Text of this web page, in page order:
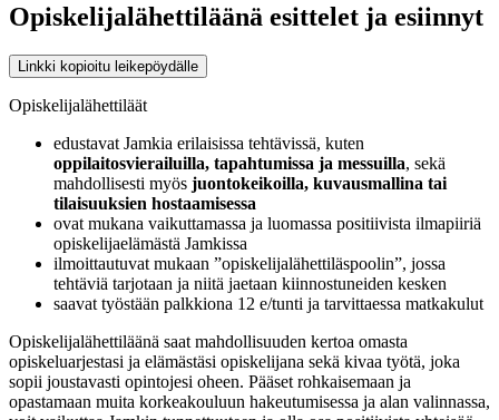
Opiskelijalähettiläänä esittelet ja esiinnyt
Linkki kopioitu leikepöydälle
Opiskelijalähettiläät
edustavat Jamkia erilaisissa tehtävissä, kuten
oppilaitosvierailuilla, tapahtumissa ja messuilla, sekä
mahdollisesti myös juontokeikoilla, kuvausmallina tai
tilaisuuksien hostaamisessa
ovat mukana vaikuttamassa ja luomassa positiivista ilmapiiriä
opiskelijaelämästä Jamkissa
ilmoittautuvat mukaan ”opiskelijalähettiläspoolin”, jossa
tehtäviä tarjotaan ja niitä jaetaan kiinnostuneiden kesken
saavat työstään palkkiona 12 e/tunti ja tarvittaessa matkakulut
Opiskelijalähettiläänä saat mahdollisuuden kertoa omasta
opiskeluarjestasi ja elämästäsi opiskelijana sekä kivaa työtä, joka
sopii joustavasti opintojesi oheen. Pääset rohkaisemaan ja
opastamaan muita korkeakouluun hakeutumisessa ja alan valinnassa,